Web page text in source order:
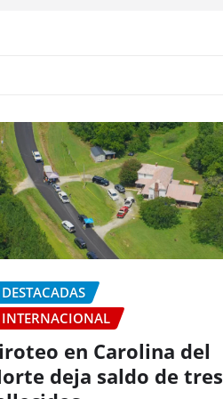
DESTACADAS
INTERNACIONAL
en Carolina del
deja saldo de tres